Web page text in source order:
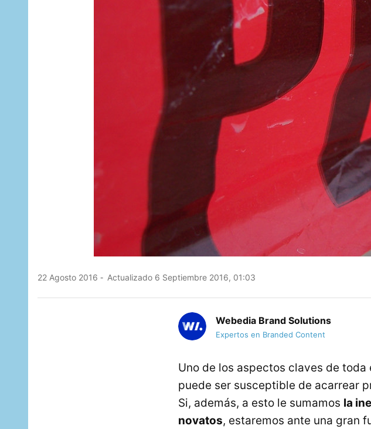
22 Agosto 2016 Actualizado 6 Septiembre 2016, 01:03
Webedia Brand Solutions
Expertos en Branded Content
Uno de los aspectos claves de toda
puede ser susceptible de acarrear
Si, además, a esto le sumamos la
novatos, estaremos ante una gran